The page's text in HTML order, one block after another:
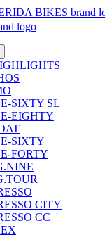
SIXTY SL
EIGHTY
SIXTY
FORTY
CITY
CC